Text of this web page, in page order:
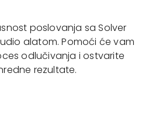
poslovanja sa Solver
alatom. Pomoći će vam
odlučivanja i ostvarite
rezultate.